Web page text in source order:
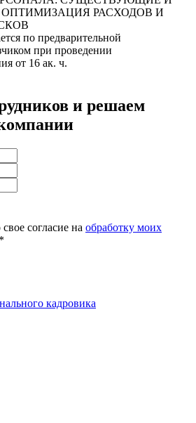
по предварительной
при проведении
от 16 ак. ч.
и решаем
согласие на обработку моих
*
кадровика